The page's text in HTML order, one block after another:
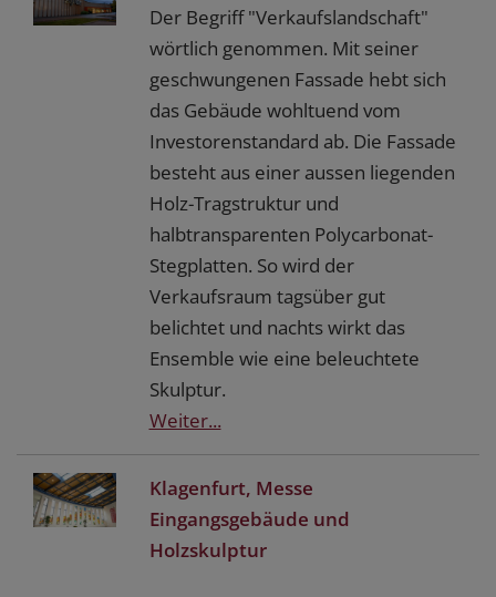
Der Begriff "Verkaufslandschaft"
wörtlich genommen. Mit seiner
geschwungenen Fassade hebt sich
das Gebäude wohltuend vom
Investorenstandard ab. Die Fassade
besteht aus einer aussen liegenden
Holz-Tragstruktur und
halbtransparenten Polycarbonat-
Stegplatten. So wird der
Verkaufsraum tagsüber gut
belichtet und nachts wirkt das
Ensemble wie eine beleuchtete
Skulptur.
Weiter...
Klagenfurt, Messe
Eingangsgebäude und
Holzskulptur